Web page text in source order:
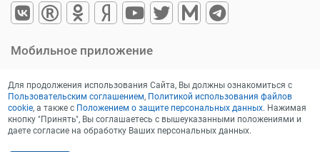
Мобильное приложение
Для продолжения использования Сайта, Вы должны ознакомиться с
Пользовательским соглашением, Политикой использования файлов
cookie, а также с Положением о защите персональных данных. Нажимая
кнопку "Принять", Вы соглашаетесь с вышеуказанными положениями и
даете согласие на обработку Ваших персональных данных.